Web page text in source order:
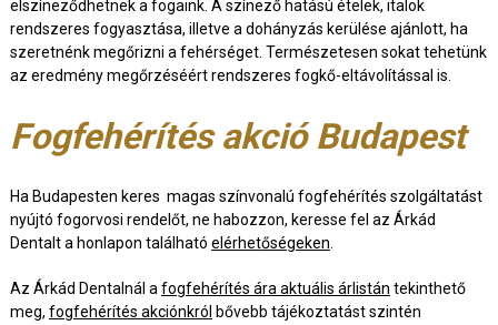
elszíneződhetnek a fogaink. A színező hatású ételek, italok
rendszeres fogyasztása, illetve a dohányzás kerülése ajánlott, ha
szeretnénk megőrizni a fehérséget. Természetesen sokat tehetünk
az eredmény megőrzéséért rendszeres fogkő-eltávolítással is.
Fogfehérítés akció Budapest
Ha Budapesten keres magas színvonalú fogfehérítés szolgáltatást
nyújtó fogorvosi rendelőt, ne habozzon, keresse fel az Árkád
Dentalt a honlapon található elérhetőségeken.
Az Árkád Dentalnál afogfehérítés ára aktuális árlistán tekinthető
meg, fogfehérítés akciónkról bővebb tájékoztatást szintén